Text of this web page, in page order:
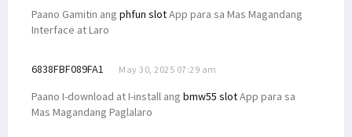
Paano Gamitin ang phfun slotApp para sa Mas Magandang
Interface at Laro
6838FBF089FA1 May 30, 2025 07:29 am
Paano I-download at I-install ang bmw55 slotApp para sa
Mas Magandang Paglalaro